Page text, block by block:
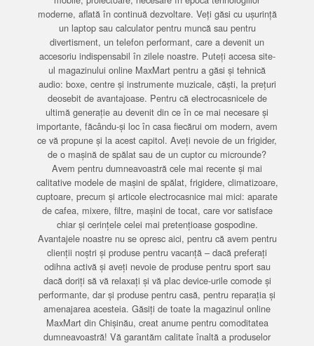
moderne, aflată în continuă dezvoltare. Veți găsi cu ușurință
un laptop sau calculator pentru muncă sau pentru
divertisment, un telefon performant, care a devenit un
accesoriu indispensabil în zilele noastre. Puteți accesa site-
ul magazinului online MaxMart pentru a găsi și tehnică
audio: boxe, centre și instrumente muzicale, căști, la prețuri
deosebit de avantajoase. Pentru că electrocasnicele de
ultimă generație au devenit din ce în ce mai necesare și
importante, făcându-și loc în casa fiecărui om modern, avem
ce vă propune și la acest capitol. Aveți nevoie de un frigider,
de o mașină de spălat sau de un cuptor cu microunde?
Avem pentru dumneavoastră cele mai recente și mai
calitative modele de mașini de spălat, frigidere, climatizoare,
cuptoare, precum și articole electrocasnice mai mici: aparate
de cafea, mixere, filtre, mașini de tocat, care vor satisface
chiar și cerințele celei mai pretențioase gospodine.
Avantajele noastre nu se opresc aici, pentru că avem pentru
clienții noștri și produse pentru vacanță – dacă preferați
odihna activă și aveți nevoie de produse pentru sport sau
dacă doriți să vă relaxați și vă plac device-urile comode și
performante, dar și produse pentru casă, pentru reparația și
amenajarea acesteia. Găsiți de toate la magazinul online
MaxMart din Chișinău, creat anume pentru comoditatea
dumneavoastră! Vă garantăm calitate înaltă a produselor